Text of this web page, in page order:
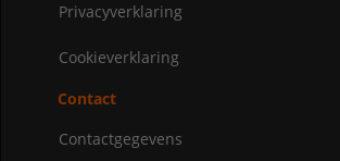
Privacyverklaring
Cookieverklaring
Contact
Contactgegevens